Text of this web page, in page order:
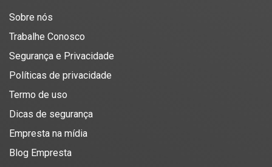
Sobre nós
Trabalhe Conosco
Segurança e Privacidade
Políticas de privacidade
Termo de uso
Dicas de segurança
Empresta na mídia
Blog Empresta